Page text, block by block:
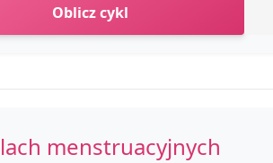
Oblicz cykl
menstruacyjnych